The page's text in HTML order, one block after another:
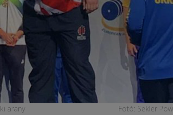
arany Fotó: Sekler